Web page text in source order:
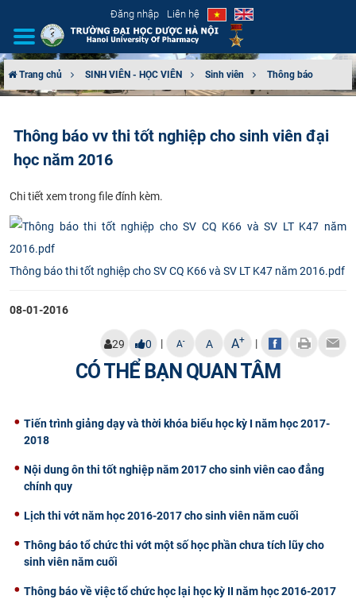
Đăng nhập Liên hệ
CƠ CẤU TỔ CHỨC
ĐÀO TẠO
ĐẢM BẢO CHẤT LƯỢNG
CỰU NGƯỜI HỌC
Trang chủ SINH VIÊN - HỌC VIÊN Sinh viên Thông báo
Thông báo vv thi tốt nghiệp cho sinh viên đại
học năm 2016
Chi tiết xem trong file đính kèm.
Thông báo thi tốt nghiệp cho SV CQ K66 và SV LT K47 năm 2016.pdf
08-01-2016
29 0 | A- A A+ |
CÓ THỂ BẠN QUAN TÂM
Tiến trình giảng dạy và thời khóa biểu học kỳ I năm học 2017-
2018
Nội dung ôn thi tốt nghiệp năm 2017 cho sinh viên cao đẳng
chính quy
Lịch thi vớt năm học 2016-2017 cho sinh viên năm cuối
Thông báo tổ chức thi vớt một số học phần chưa tích lũy cho
sinh viên năm cuối
Thông báo về việc tổ chức học lại học kỳ II năm học 2016-2017